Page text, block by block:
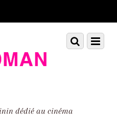
dédié au cinéma
Menu
Scroll
down